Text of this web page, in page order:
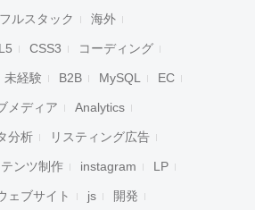
フルスタック 海外
CSS3 コーディング
未経験 B2B MySQL EC
メディア Analytics
分析 リスティング広告
ンツ制作 instagram LP
ェブサイト js 開発